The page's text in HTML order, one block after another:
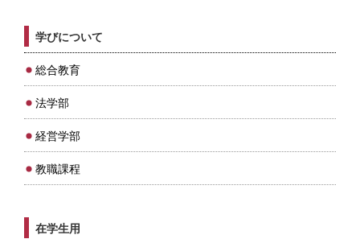
学びについて
総合教育
法学部
経営学部
教職課程
在学生用